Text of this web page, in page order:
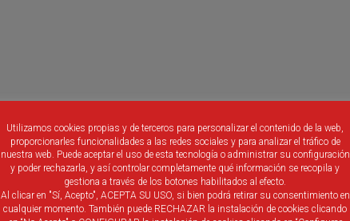
Utilizamos cookies propias y de terceros para personalizar el contenido de la web,
proporcionarles funcionalidades a las redes sociales y para analizar el tráfico de
nuestra web. Puede aceptar el uso de esta tecnología o administrar su configuración
y poder rechazarla, y así controlar completamente qué información se recopila y
gestiona a través de los botones habilitados al efecto.
Al clicar en "Sí, Acepto", ACEPTA SU USO, si bien podrá retirar su consentimiento en
cualquier momento. También puede RECHAZAR la instalación de cookies clicando